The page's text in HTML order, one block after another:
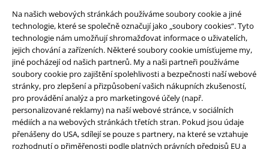
Na našich webových stránkách používáme soubory cookie a jiné
technologie, které se společně označují jako „soubory cookies“. Tyto
technologie nám umožňují shromažďovat informace o uživatelích,
jejich chování a zařízeních. Některé soubory cookie umísťujeme my,
jiné pocházejí od našich partnerů. My a naši partneři používáme
soubory cookie pro zajištění spolehlivosti a bezpečnosti naší webové
stránky, pro zlepšení a přizpůsobení vašich nákupních zkušeností,
pro provádění analýz a pro marketingové účely (např.
personalizované reklamy) na naší webové stránce, v sociálních
médiích a na webových stránkách třetích stran. Pokud jsou údaje
přenášeny do USA, sdílejí se pouze s partnery, na které se vztahuje
rozhodnutí o přiměřenosti podle platných právních předpisů EU a
Právní informace
Podmínky
Prohlášení
Ochrana osobních údajů